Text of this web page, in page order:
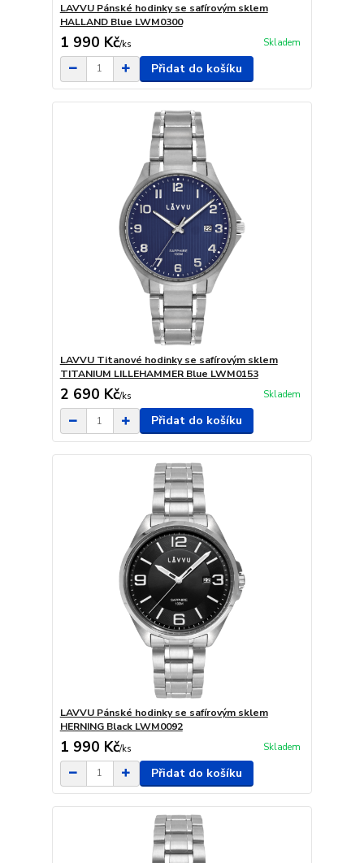
LAVVU Pánské hodinky se safírovým sklem
HALLAND Blue LWM0300
1 990 Kč/ks Skladem
Přidat do košíku
LAVVU Titanové hodinky se safírovým sklem
TITANIUM LILLEHAMMER Blue LWM0153
2 690 Kč/ks Skladem
Přidat do košíku
LAVVU Pánské hodinky se safírovým sklem
HERNING Black LWM0092
1 990 Kč/ks Skladem
Přidat do košíku